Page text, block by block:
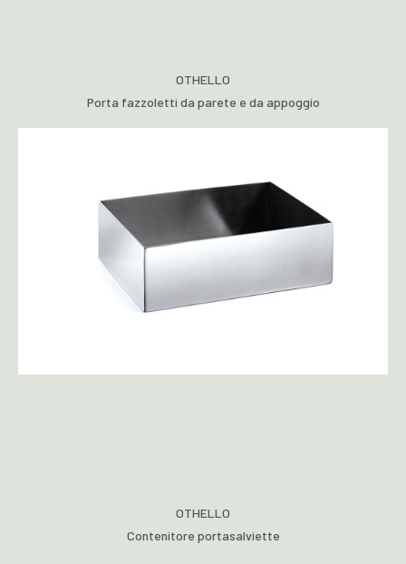
OTHELLO
Porta fazzoletti da parete e da appoggio
OTHELLO
Contenitore portasalviette